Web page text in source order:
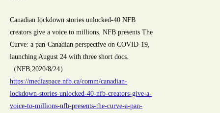
Canadian lockdown stories unlocked-40 NFB
creators give a voice to millions. NFB presents The
Curve: a pan-Canadian perspective on COVID-19,
launching August 24 with three short docs.
（NFB,2020/8/24）
https://mediaspace.nfb.ca/comm/canadian-
lockdown-stories-unlocked-40-nfb-creators-give-a-
voice-to-millions-nfb-presents-the-curve-a-pan-